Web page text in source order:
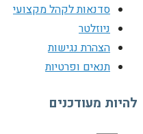
סדנאות לקהל מקצועי
ניוזלטר
הצהרת נגישות
תנאים ופרטיות
להיות מעודכנים